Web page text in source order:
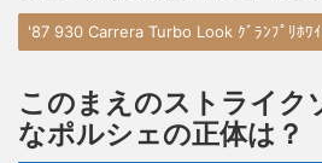
'87 930 Carrera Turbo Look ｸﾞﾗﾝﾌﾟﾘﾎﾜ
このまえのストライク
なポルシェの正体は？